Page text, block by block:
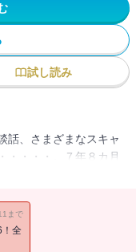
試し読み
話、さまざまなスキャ
・・・・。７年８カ月
定まっていない。この
をやろうとし、何を残
』『福島原発事故１
々発表しているシンク
まで
！全